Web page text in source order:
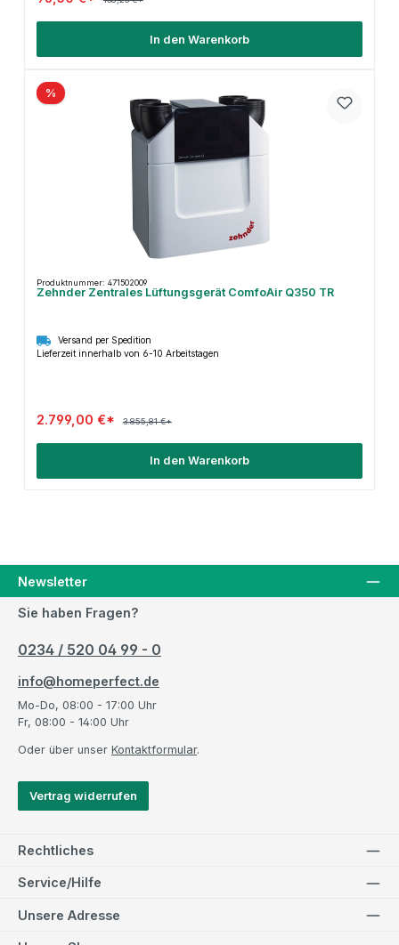
In den Warenkorb
%
Produktnummer: 471502009
Zehnder Zentrales Lüftungsgerät ComfoAir Q350 TR
Versand per Spedition
Lieferzeit innerhalb von 6-10 Arbeitstagen
2.799,00 €* 3.855,81 €*
In den Warenkorb
Newsletter
Sie haben Fragen?
0234 / 520 04 99 - 0
info@homeperfect.de
Mo-Do, 08:00 - 17:00 Uhr
Fr, 08:00 - 14:00 Uhr
Oder über unser Kontaktformular.
Vertrag widerrufen
Rechtliches
Service/Hilfe
Unsere Adresse